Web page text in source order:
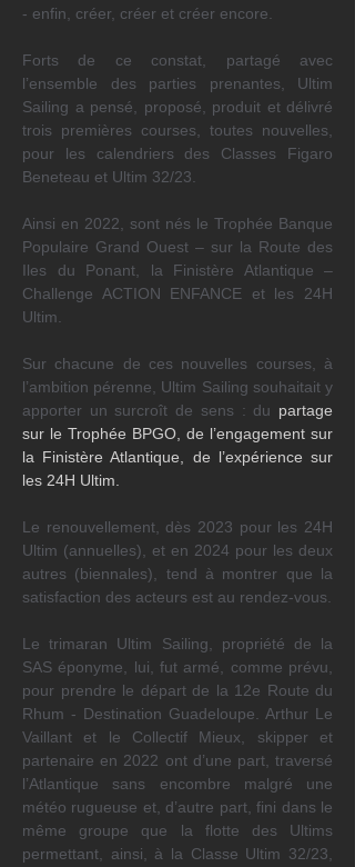
- enfin, créer, créer et créer encore.
Forts de ce constat, partagé avec
l’ensemble des parties prenantes, Ultim
Sailing a pensé, proposé, produit et délivré
trois premières courses, toutes nouvelles,
pour les calendriers des Classes Figaro
Beneteau et Ultim 32/23.
Ainsi en 2022, sont nés le Trophée Banque
Populaire Grand Ouest – sur la Route des
Iles du Ponant, la Finistère Atlantique –
Challenge ACTION ENFANCE et les 24H
Ultim.
Sur chacune de ces nouvelles courses, à
l’ambition pérenne, Ultim Sailing souhaitait y
apporter un surcroît de sens : du partage
sur le Trophée BPGO, de l’engagement sur
la Finistère Atlantique, de l’expérience sur
les 24H Ultim.
Le renouvellement, dès 2023 pour les 24H
Ultim (annuelles), et en 2024 pour les deux
autres (biennales), tend à montrer que la
satisfaction des acteurs est au rendez-vous.
Le trimaran Ultim Sailing, propriété de la
SAS éponyme, lui, fut armé, comme prévu,
pour prendre le départ de la 12e Route du
Rhum - Destination Guadeloupe. Arthur Le
Vaillant et le Collectif Mieux, skipper et
partenaire en 2022 ont d’une part, traversé
l’Atlantique sans encombre malgré une
météo rugueuse et, d’autre part, fini dans le
même groupe que la flotte des Ultims
permettant, ainsi, à la Classe Ultim 32/23,